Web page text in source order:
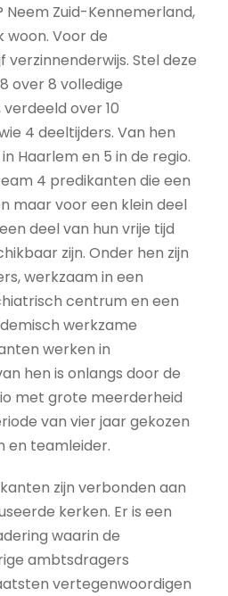
Zuid-Kennemerland,
woon. Voor de
verzinnenderwijs. Stel deze
over 8 volledige
over 10
4 deeltijders. Van hen
Haarlem en 5 in de regio.
4 predikanten die een
maar voor een klein deel
deel van hun vrije tijd
zijn. Onder hen zijn
werkzaam in een
centrum en een
werkzame
werken in
hen is onlangs door de
met grote meerderheid
van vier jaar gekozen
en teamleider.
zijn verbonden aan
kerken. Er is een
waarin de
ambtsdragers
vertegenwoordigen